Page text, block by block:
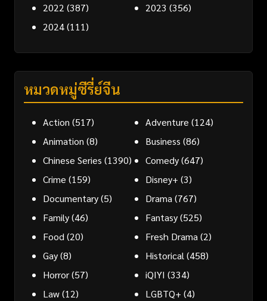
2022 (387) 2023 (356)
2024(111)
หมวดหมู่ซีรี่ย์จีน
Action (517) Adventure (124)
Animation (8) Business (86)
Chinese Series (1390) Comedy(647)
Crime (159) Disney+ (3)
Documentary(5) Drama (767)
Family(46) Fantasy(525)
Food (20) Fresh Drama (2)
Gay(8) Historical (458)
Horror(57) iQIYI (334)
Law(12) LGBTQ+ (4)